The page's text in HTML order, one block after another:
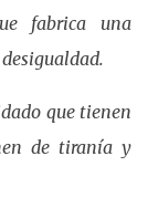
fabrica una
que tienen
de tiranía y